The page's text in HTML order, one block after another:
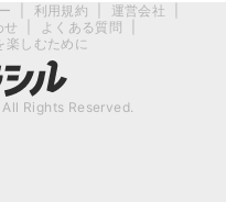
利用規約 運営会社
せ
よくある質問
楽しむために
Rights Reserved.